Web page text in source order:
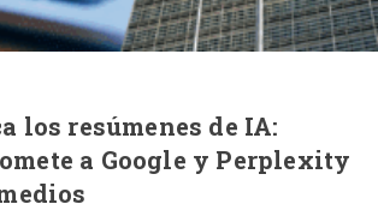
los resúmenes de IA:
a Google y Perplexity